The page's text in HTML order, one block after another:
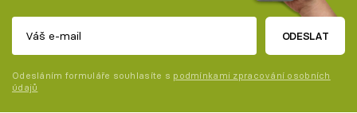
ODESLAT
Odesláním formuláře souhlasíte s podmínkami zpracování osobních
údajů